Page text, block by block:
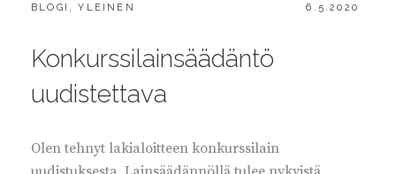
CATEGORIES:
BLOGI ,YLEINEN
POSTED
6.5.2020
Konkurssilainsäädäntö
uudistettava
Olen tehnyt lakialoitteen konkurssilain